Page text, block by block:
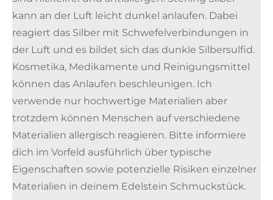
kann an der Luft leicht dunkel anlaufen. Dabei
reagiert das Silber mit Schwefelverbindungen in
der Luft und es bildet sich das dunkle Silbersulfid.
Kosmetika, Medikamente und Reinigungsmittel
können das Anlaufen beschleunigen. Ich
verwende nur hochwertige Materialien aber
trotzdem können Menschen auf verschiedene
Materialien allergisch reagieren. Bitte informiere
dich im Vorfeld ausführlich über typische
Eigenschaften sowie potenzielle Risiken einzelner
Materialien in deinem Edelstein Schmuckstück.